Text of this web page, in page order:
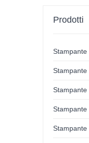
Prodotti
Stampante
Stampante
Stampante
Stampante